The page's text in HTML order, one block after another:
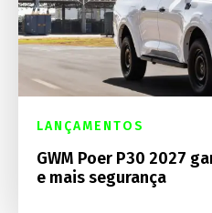
LANÇAMENTOS
GWM Poer P30 2027
e mais segurança